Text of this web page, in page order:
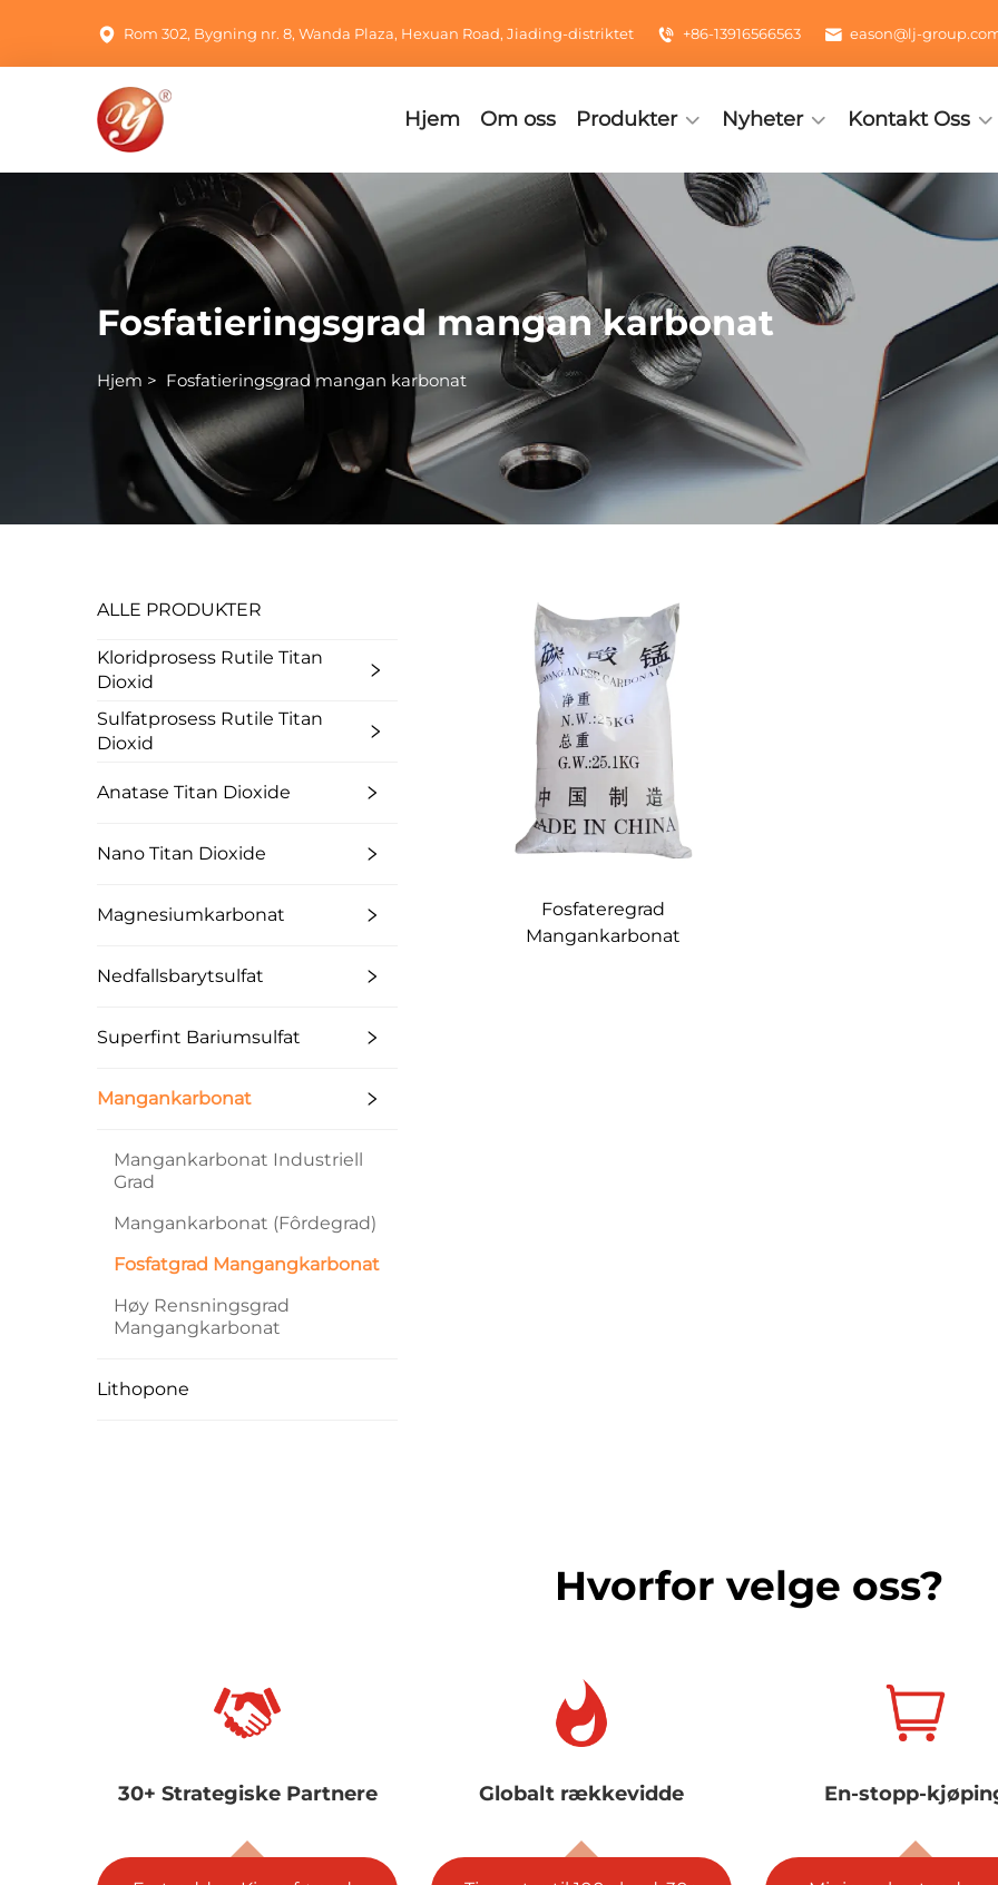
Rom 302, Bygning nr. 8, Wanda Plaza, Hexuan Road, Jiading-distriktet +86-13916566563 eason@lj-
Hjem Om oss Produkter Nyheter Kontakt Oss
Fosfatieringsgrad mangan karbonat
Hjem > Fosfatieringsgrad mangan karbonat
ALLE PRODUKTER
Kloridprosess Rutile Titan
Dioxid
Sulfatprosess Rutile Titan
Dioxid
Anatase Titan Dioxide
Nano Titan Dioxide
Magnesiumkarbonat
Nedfallsbarytsulfat
Superfint Bariumsulfat
Mangankarbonat
Mangankarbonat Industriell
Grad
Mangankarbonat (fôrdegrad)
Fosfatgrad Mangangkarbonat
Høy Rensningsgrad
Mangangkarbonat
Lithopone
Fosfateregrad
Mangankarbonat
Hvorfor velge oss?
Globalt rækkevidde En-stopp-kjøping 5 globale